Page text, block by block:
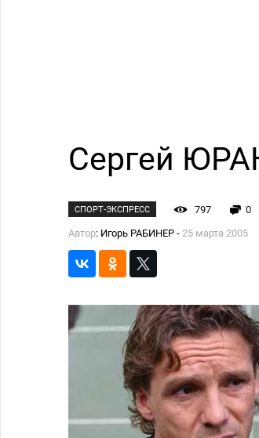
Сергей
СПОРТ-ЭКСПРЕСС 797
0
Автор: Игорь РАБИНЕР - 25 марта 2005